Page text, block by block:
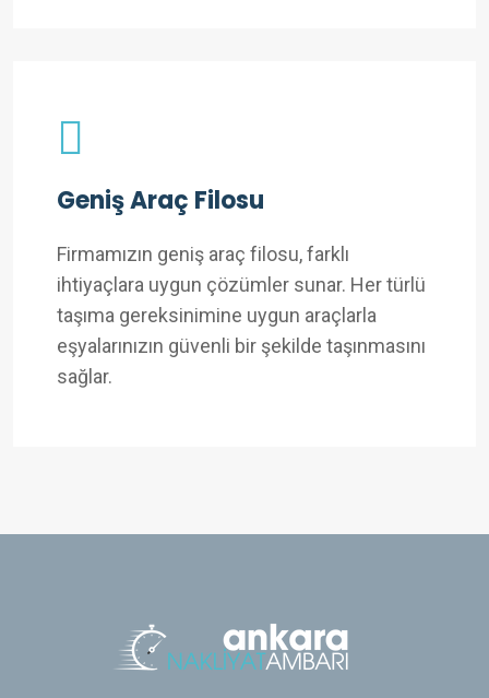
Geniş Araç Filosu
Firmamızın geniş araç filosu, farklı
ihtiyaçlara uygun çözümler sunar. Her türlü
taşıma gereksinimine uygun araçlarla
eşyalarınızın güvenli bir şekilde taşınmasını
sağlar.